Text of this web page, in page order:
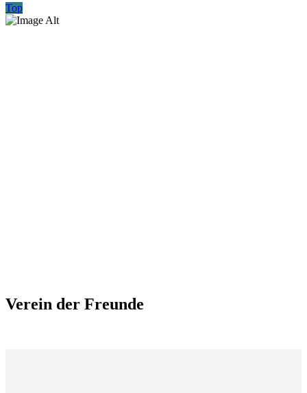
Top
Verein der Freunde